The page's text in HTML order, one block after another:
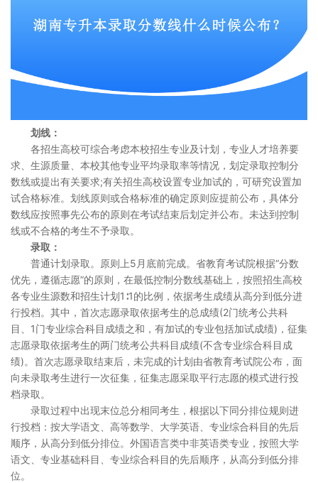
划线：
各招生高校可综合考虑本校招生专业及计划，专业人才培养要
求、生源质量、本校其他专业平均录取率等情况，划定录取控制分
数线或提出有关要求;有关招生高校设置专业加试的，可研究设置加
试合格标准。划线原则或合格标准的确定原则应提前公布，具体分
数线应按照事先公布的原则在考试结束后划定并公布。未达到控制
线或不合格的考生不予录取。
录取：
普通计划录取。原则上5月底前完成。省教育考试院根据“分数
优先，遵循志愿”的原则，在最低控制分数线基础上，按照招生高校
各专业生源数和招生计划1∶1的比例，依据考生成绩从高分到低分进
行投档。其中，首次志愿录取依据考生的总成绩(2门统考公共科
目、1门专业综合科目成绩之和，有加试的专业包括加试成绩)，征集
志愿录取依据考生的两门统考公共科目成绩(不含专业综合科目成
绩)。首次志愿录取结束后，未完成的计划由省教育考试院公布，面
向未录取考生进行一次征集，征集志愿采取平行志愿的模式进行投
档录取。
录取过程中出现末位总分相同考生，根据以下同分排位规则进
行投档：按大学语文、高等数学、大学英语、专业综合科目的先后
顺序，从高分到低分排位。外国语言类中非英语类专业，按照大学
语文、专业基础科目、专业综合科目的先后顺序，从高分到低分排
位。